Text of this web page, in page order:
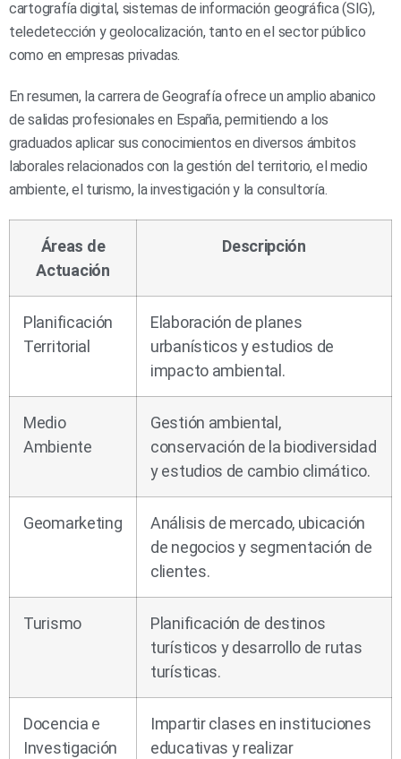
cartografía digital, sistemas de información geográfica (SIG),
teledetección y geolocalización, tanto en el sector público
como en empresas privadas.
En resumen, la carrera de Geografía ofrece un amplio abanico
de salidas profesionales en España, permitiendo a los
graduados aplicar sus conocimientos en diversos ámbitos
laborales relacionados con la gestión del territorio, el medio
ambiente, el turismo, la investigación y la consultoría.
Áreas de
Actuación
Descripción
Planificación
Territorial
Elaboración de planes
urbanísticos y estudios de
impacto ambiental.
Medio
Ambiente
Gestión ambiental,
conservación de la biodiversidad
y estudios de cambio climático.
Geomarketing
Análisis de mercado, ubicación
de negocios y segmentación de
clientes.
Turismo
Planificación de destinos
turísticos y desarrollo de rutas
turísticas.
Docencia e
Investigación
Impartir clases en instituciones
educativas y realizar